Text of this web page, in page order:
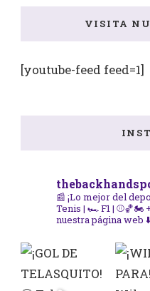
VISITA
[youtube-feed feed=1]
📰 ¡Lo mejor del
Tenis | 🏎️ F1 | ⚾🏀🏍️
nuestra página web ⬇️